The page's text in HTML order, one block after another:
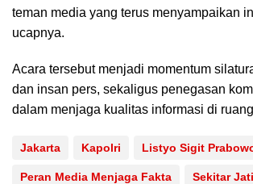
teman media yang terus menyampaikan
ucapnya.
Acara tersebut menjadi momentum
dan insan pers, sekaligus penegasan
dalam menjaga kualitas informasi di
Jakarta Kapolri Listyo Sigit
Peran Media Menjaga Fakta Sekitar